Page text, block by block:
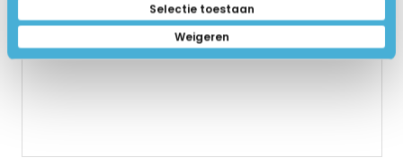
Selectie toestaan
Weigeren